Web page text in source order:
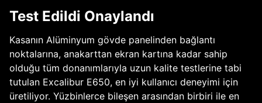
Test Edildi Onaylandı
Kasanın Alüminyum gövde panelinden bağlantı
noktalarına, anakarttan ekran kartına kadar sahip
olduğu tüm donanımlarıyla uzun kalite testlerine tabi
tutulan Excalibur E650, en iyi kullanıcı deneyimi için
üretiliyor. Yüzbinlerce bileşen arasından birbiri ile en